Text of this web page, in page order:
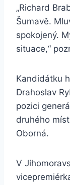
„Richard
Šumavě.
spokojený.
situace,“
Kandidátku
Drahoslav
pozici
druhého
Oborná.
V